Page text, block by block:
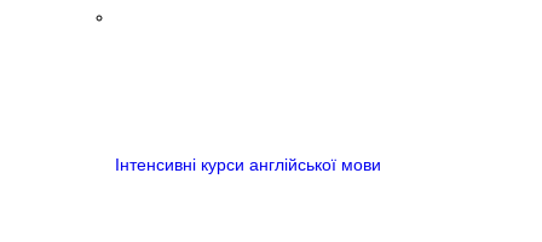
Інтенсивні курси англійської мови